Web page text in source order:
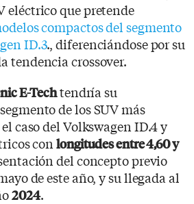
eléctrico que pretende
compactos del segmento
ID.3., diferenciándose por su
tendencia crossover.
E-Techtendría su
de los SUV más
caso del Volkswagen ID.4 y
conlongitudes entre 4,60 y
del concepto previo
de este año, y su llegada al
2024.